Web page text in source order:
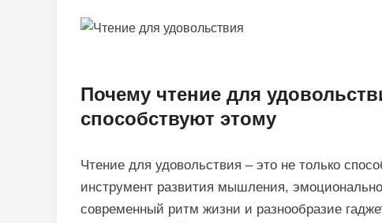
Почему чтение для
способствуют этому
Чтение для удовольствия – это не только
инструмент развития мышления,
современный ритм жизни и разнообразие